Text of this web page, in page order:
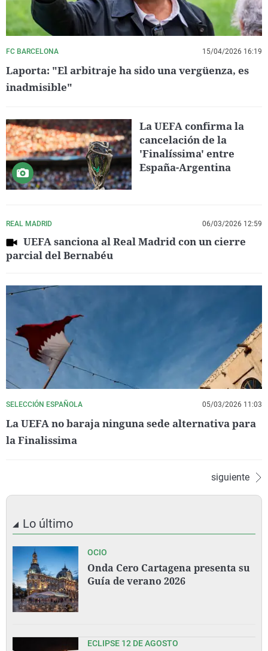
FC BARCELONA 15/04/2026 16:19
Laporta: "El arbitraje ha sido una vergüenza, es
inadmisible"
La UEFA confirma la
cancelación de la
'Finalíssima' entre
España-Argentina
REAL MADRID 06/03/2026 12:59
UEFA sanciona al Real Madrid con un cierre
parcial del Bernabéu
SELECCIÓN ESPAÑOLA 05/03/2026 11:03
La UEFA no baraja ninguna sede alternativa para
la Finalissima
siguiente
Lo último
OCIO
Onda Cero Cartagena presenta su
Guía de verano 2026
ECLIPSE 12 DE AGOSTO